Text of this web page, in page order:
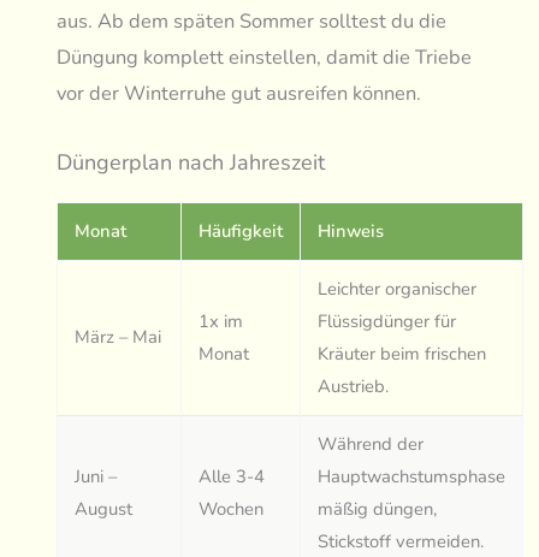
aus. Ab dem späten Sommer solltest du die
Düngung komplett einstellen, damit die Triebe
vor der Winterruhe gut ausreifen können.
Düngerplan nach Jahreszeit
Monat Häufigkeit Hinweis
März – Mai
1x im
Monat
Leichter organischer
Flüssigdünger für
Kräuter beim frischen
Austrieb.
Juni –
August
Alle 3-4
Wochen
Während der
Hauptwachstumsphase
mäßig düngen,
Stickstoff vermeiden.